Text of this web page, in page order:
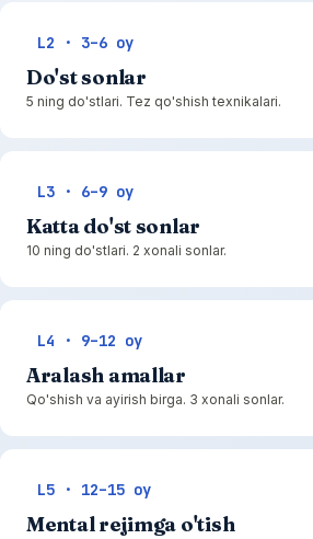
L2 · 3–6 oy
Do'st sonlar
5 ning do'stlari. Tez qo'shish texnikalari.
L3 · 6–9 oy
Katta do'st sonlar
10 ning do'stlari. 2 xonali sonlar.
L4 · 9–12 oy
Aralash amallar
Qo'shish va ayirish birga. 3 xonali sonlar.
L5 · 12–15 oy
Mental rejimga o'tish